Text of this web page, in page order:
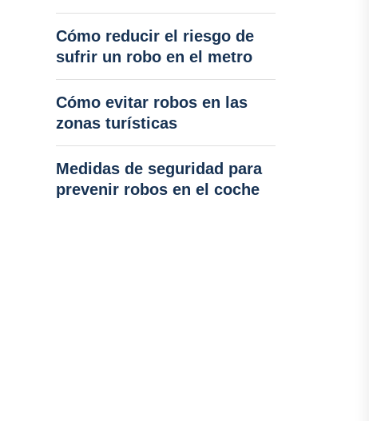
Cómo reducir el riesgo de
sufrir un robo en el metro
Cómo evitar robos en las
zonas turísticas
Medidas de seguridad para
prevenir robos en el coche